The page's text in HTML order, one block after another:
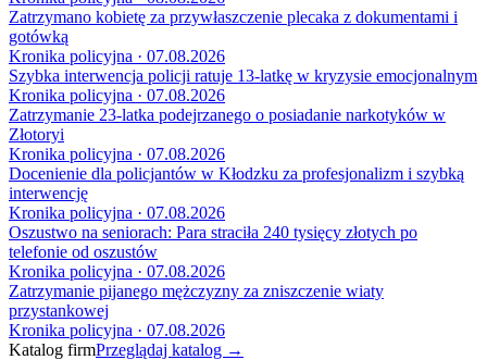
Zatrzymano kobietę za przywłaszczenie plecaka z dokumentami i
gotówką
Kronika policyjna · 07.08.2026
Szybka interwencja policji ratuje 13-latkę w kryzysie emocjonalnym
Kronika policyjna · 07.08.2026
Zatrzymanie 23-latka podejrzanego o posiadanie narkotyków w
Złotoryi
Kronika policyjna · 07.08.2026
Docenienie dla policjantów w Kłodzku za profesjonalizm i szybką
interwencję
Kronika policyjna · 07.08.2026
Oszustwo na seniorach: Para straciła 240 tysięcy złotych po
telefonie od oszustów
Kronika policyjna · 07.08.2026
Zatrzymanie pijanego mężczyzny za zniszczenie wiaty
przystankowej
Kronika policyjna · 07.08.2026
Katalog firmPrzeglądaj katalog →